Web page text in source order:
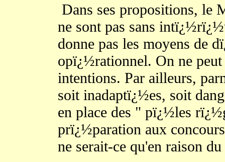
Dans ses propositions, le
ne sont pas sans
donne pas les moyens de
opï¿½rationnel. On ne
intentions. Par ailleurs,
soit inadaptï¿½es, soit
en place des " pï¿½les
prï¿½paration aux
ne serait-ce qu'en raison